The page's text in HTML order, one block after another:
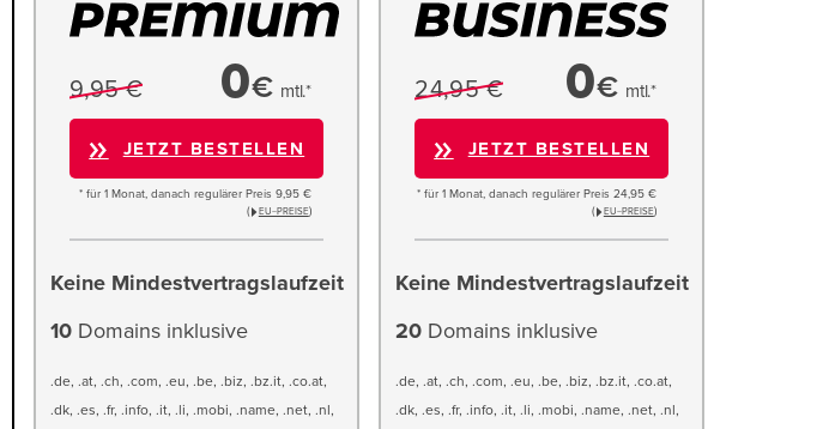
9,95 € 0€ mtl.*
JETZT BESTELLEN
* für 1 Monat, danach regulärer Preis 9,95 €
(
EU−PREISE)
Keine Mindestvertragslaufzeit
10Domains inklusive
.de, .at, .ch, .com, .eu, .be, .biz, .bz.it, .co.at,
.dk, .es, .fr, .info, .it, .li, .mobi, .name, .net, .nl,
24,95 € 0€ mtl.*
JETZT BESTELLEN
* für 1 Monat, danach regulärer Preis 24,95 €
(
EU−PREISE)
Keine Mindestvertragslaufzeit
20Domains inklusive
.de, .at, .ch, .com, .eu, .be, .biz, .bz.it, .co.at,
.dk, .es, .fr, .info, .it, .li, .mobi, .name, .net, .nl,